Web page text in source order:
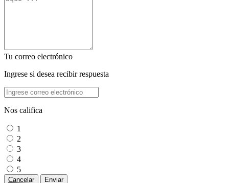
Tu correo electrónico
Ingrese si desea recibir respuesta
Nos califica
1
2
3
4
5
Cancelar Enviar